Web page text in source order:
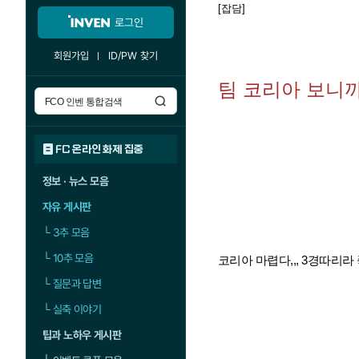
로그인
회원가입 ID/PW 찾기
FC 온라인 화제 집중
정보 · 뉴스 모음
자유 게시판
└3추 모음
└10추 모음
└질문과 답변
└실축 이야기
팁과 노하우 게시판
[잡담]
팀 코리아 보니
코리아 마렵다,,, 3경따리